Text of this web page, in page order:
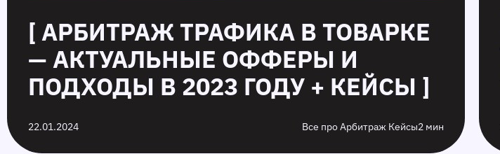
[ АРБИТРАЖ ТРАФИКА В ТОВАРКЕ
— АКТУАЛЬНЫЕ ОФФЕРЫ И
ПОДХОДЫ В 2023 ГОДУ + КЕЙСЫ ]
22.01.2024 Все про Арбитраж Кейсы2 мин